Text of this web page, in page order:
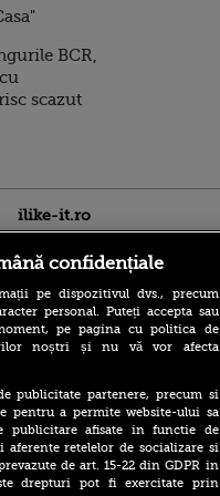
BCR,
scazut
ilike-it.ro
confidențiale
pe dispozitivul dvs., precum
personal. Puteți accepta sau
pe pagina cu politica de
noștri și nu vă vor afecta
publicitate partenere, precum si
pentru a permite website-ului sa
publicitare afisate in functie de
retelelor de socializare si
de art. 15-22 din GDPR in
drepturi pot fi exercitate prin